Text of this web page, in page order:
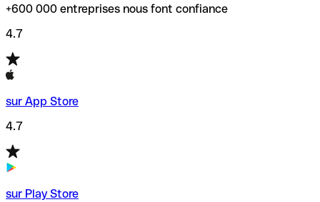
+600 000 entreprises nous font confiance
4.7
sur App Store
4.7
sur Play Store